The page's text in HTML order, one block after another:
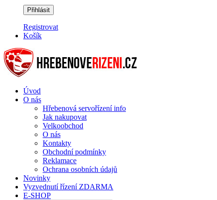
Registrovat
Košík
Úvod
O nás
Hřebenová servořízení info
Jak nakupovat
Velkoobchod
O nás
Kontakty
Obchodní podmínky
Reklamace
Ochrana osobních údajů
Novinky
Vyzvednutí řízení ZDARMA
E-SHOP